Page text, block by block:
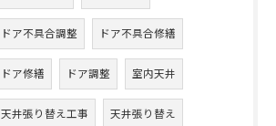
ドア不具合調整 ドア不具合修繕
ドア修繕 ドア調整 室内天井
天井張り替え工事 天井張り替え